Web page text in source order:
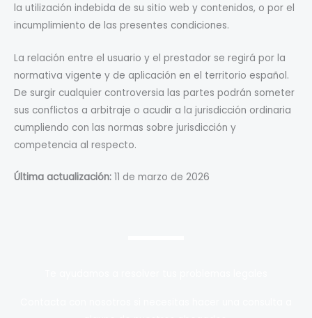
la utilización indebida de su sitio web y contenidos, o por el
incumplimiento de las presentes condiciones.
La relación entre el usuario y el prestador se regirá por la
normativa vigente y de aplicación en el territorio español.
De surgir cualquier controversia las partes podrán someter
sus conflictos a arbitraje o acudir a la jurisdicción ordinaria
cumpliendo con las normas sobre jurisdicción y
competencia al respecto.
Última actualización: 11 de marzo de 2026